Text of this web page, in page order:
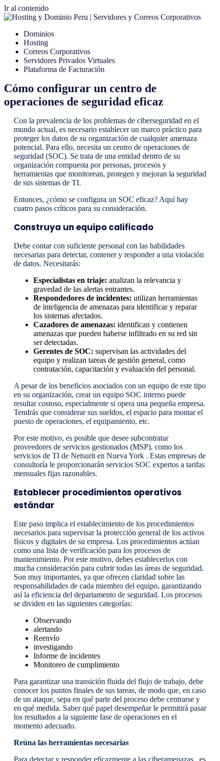
Ir al contenido
Dominios
Hosting
Correos Corporativos
Servidores Privados Virtuales
Plataforma de Facturación
Cómo configurar un centro de
operaciones de seguridad eficaz
Con la prevalencia de los problemas de ciberseguridad en el
mundo actual, es necesario establecer un marco práctico para
proteger los datos de su organización de cualquier amenaza
potencial. Para ello, necesita un centro de operaciones de
seguridad (SOC). Se trata de una entidad dentro de su
organización compuesta por personas, procesos y
herramientas que monitorean, protegen y mejoran la seguridad
de sus sistemas de TI.
Entonces, ¿cómo se configura un SOC eficaz? Aquí hay
cuatro pasos críticos para su consideración.
Construya un equipo calificado
Debe contar con suficiente personal con las habilidades
necesarias para detectar, contener y responder a una violación
de datos. Necesitarás:
Especialistas en triaje: analizan la relevancia y
gravedad de las alertas entrantes.
Respondedores de incidentes: utilizan herramientas
de inteligencia de amenazas para identificar y reparar
los sistemas afectados.
Cazadores de amenazas: identifican y contienen
amenazas que pueden haberse infiltrado en su red sin
ser detectadas.
Gerentes de SOC: supervisan las actividades del
equipo y realizan tareas de gestión general, como
contratación, capacitación y evaluación del personal.
A pesar de los beneficios asociados con un equipo de este tipo
en su organización, crear un equipo SOC interno puede
resultar costoso, especialmente si opera una pequeña empresa.
Tendrás que considerar sus sueldos, el espacio para montar el
puesto de operaciones, el equipamiento, etc.
Por este motivo, es posible que desee subcontratar
proveedores de servicios gestionados (MSP), como los
servicios de TI de Netsurit en Nueva York . Estas empresas de
consultoría le proporcionarán servicios SOC expertos a tarifas
mensuales fijas razonables.
Establecer procedimientos operativos
estándar
Este paso implica el establecimiento de los procedimientos
necesarios para supervisar la protección general de los activos
físicos y digitales de su empresa. Los procedimientos actúan
como una lista de verificación para los procesos de
mantenimiento. Por este motivo, debes establecerlos con
mucha consideración para cubrir todas las áreas de seguridad.
Son muy importantes, ya que ofrecen claridad sobre las
responsabilidades de cada miembro del equipo, garantizando
así la eficiencia del departamento de seguridad. Los procesos
se dividen en las siguientes categorías:
Observando
alertando
Reenvío
investigando
Informe de incidentes
Monitoreo de cumplimiento
Para garantizar una transición fluida del flujo de trabajo, debe
conocer los puntos finales de sus tareas, de modo que, en caso
de un ataque, sepa en qué parte del proceso debe centrarse y
en qué medida. Saber qué papel desempeñar le permitirá pasar
los resultados a la siguiente fase de operaciones en el
momento adecuado.
Reúna las herramientas necesarias
Para detectar y responder eficazmente a las ciberamenazas , es